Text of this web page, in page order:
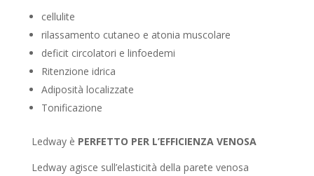
cellulite
rilassamento cutaneo e atonia muscolare
deficit circolatori e linfoedemi
Ritenzione idrica
Adiposità localizzate
Tonificazione
Ledway è PERFETTO PER L’EFFICIENZA VENOSA
Ledway agisce sull’elasticità della parete venosa